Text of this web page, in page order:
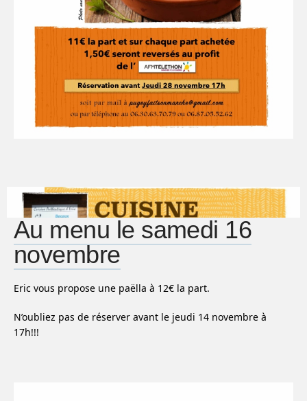
Au menu le samedi 16
novembre
Eric vous propose une paëlla à 12€ la part.
N’oubliez pas de réserver avant le jeudi 14 novembre à
17h!!!